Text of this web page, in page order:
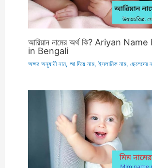
আরিয়ান নামের অর্থ কি? Ariyan
in Bengali
অক্ষর অনুযায়ী নাম,আ দিয়ে নাম,ইসলামিক নাম,ছেলেদের